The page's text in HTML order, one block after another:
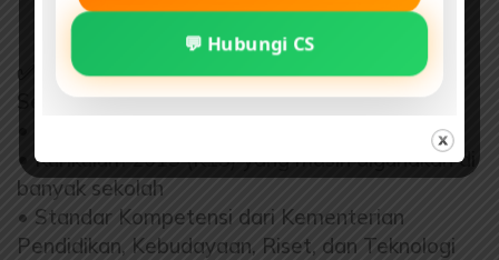
✅ Sesuai Kurikulum Terbaru 2025
Semua soal disusun berdasarkan:
• Kurikulum 2013 (K13) yang masih digunakan di
banyak sekolah
• Standar Kompetensi dari Kementerian
Pendidikan, Kebudayaan, Riset, dan Teknologi
💬 Hubungi CS